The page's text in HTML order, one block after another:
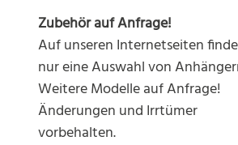
Zubehör auf Anfrage!
Auf unseren Internetseiten
nur eine Auswahl von
Weitere Modelle auf Anfrage!
Änderungen und Irrtümer
vorbehalten.